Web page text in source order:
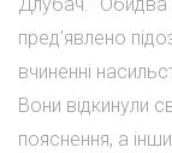
Длубач. "Обидва
пред'явлено
вчиненні
Вони відкинули
пояснення, а